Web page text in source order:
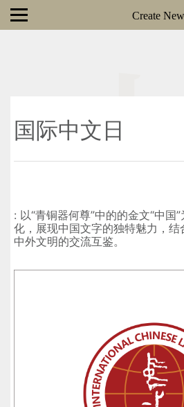
Create
国际中文日
: 以“青铜器何尊”中的的金文“中国
化，展现中国文字的独特魅力，结
中外文明的交流互鉴。